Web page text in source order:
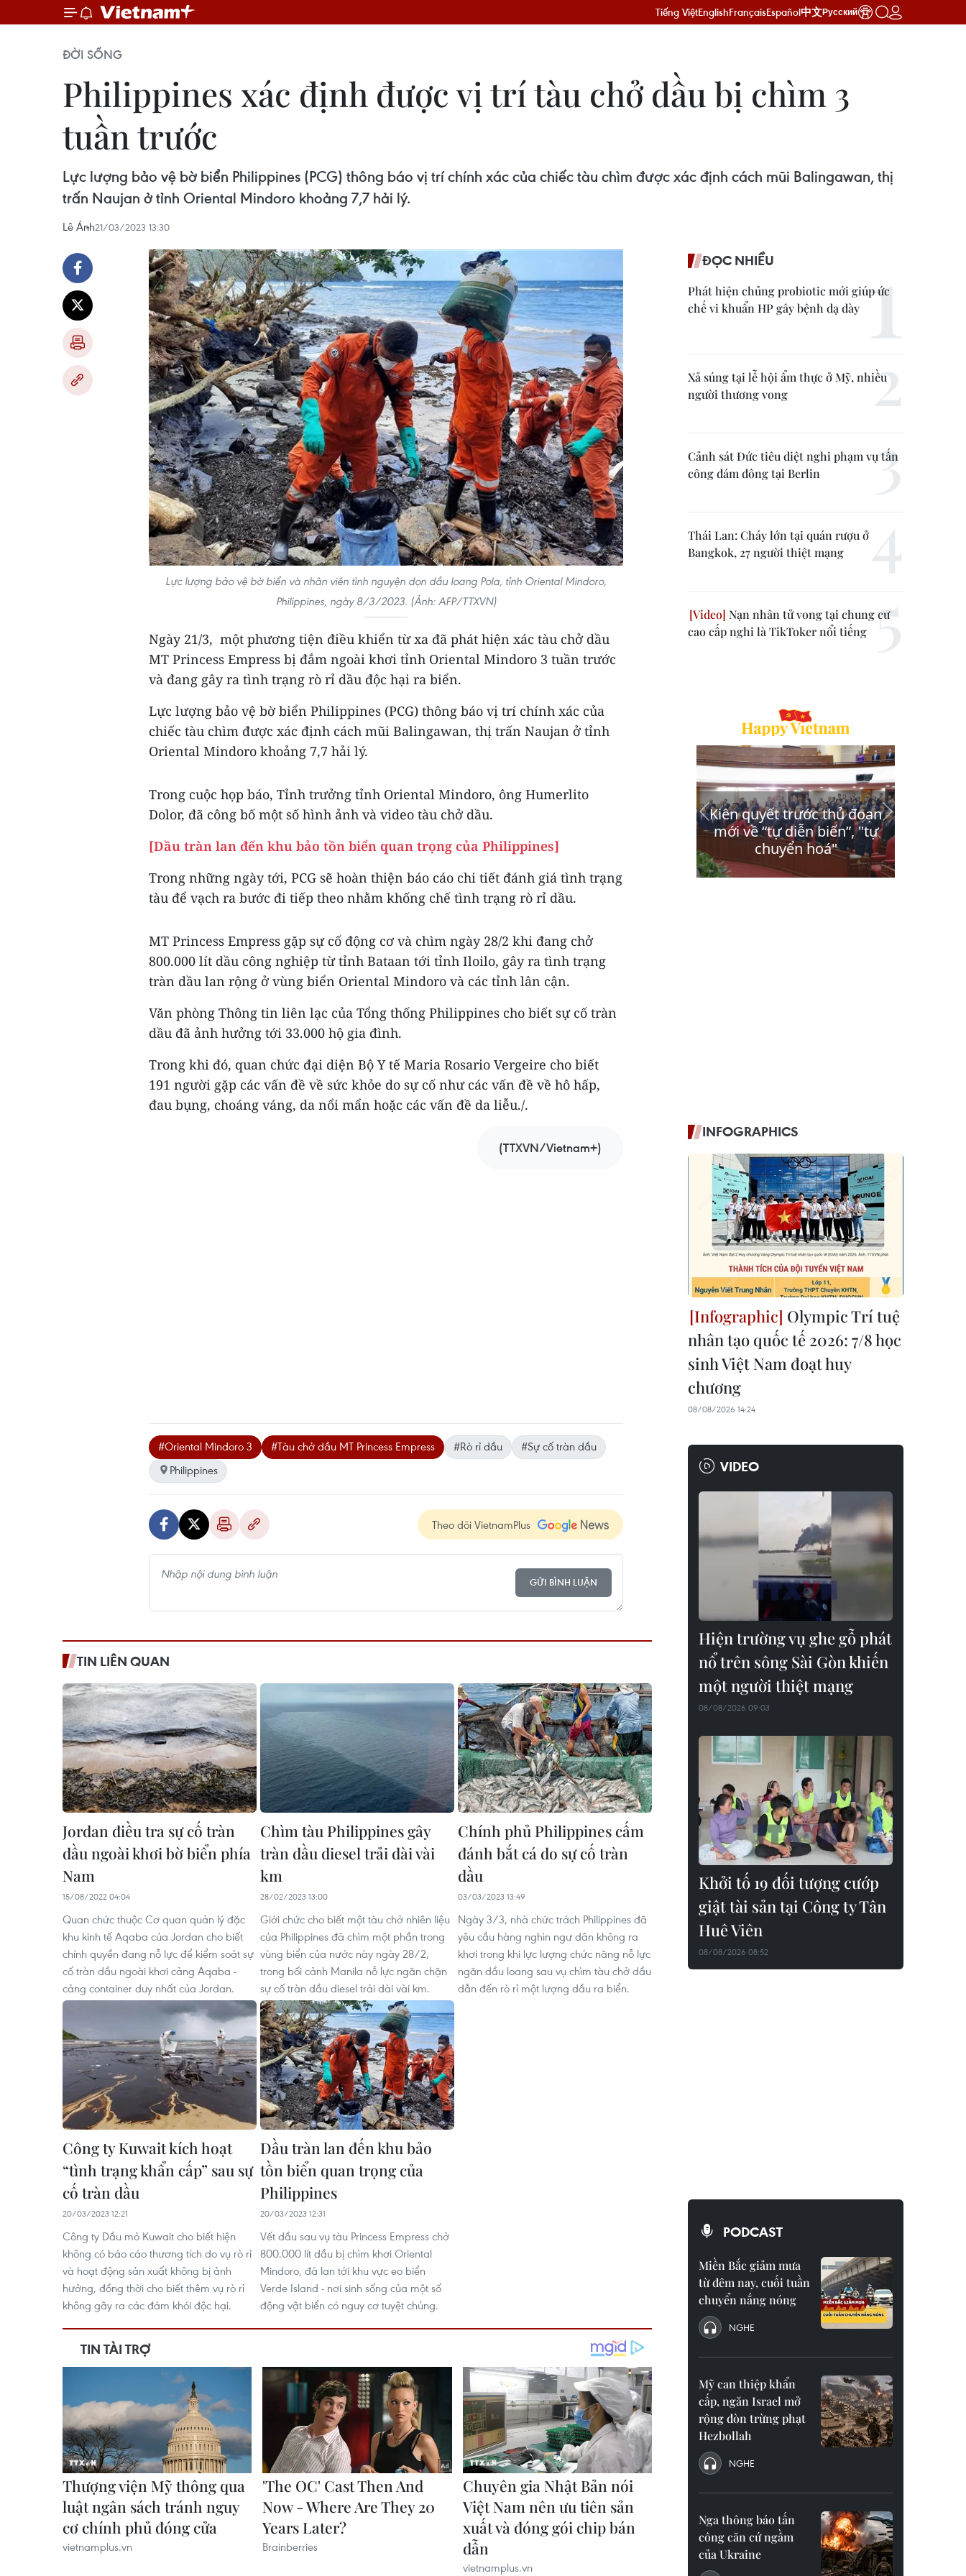
Tiếng ViệtEnglishFrançaisEspañol中文Русский
ĐỜI SỐNG
Philippines xác định được vị trí tàu chở dầu bị chìm 3
tuần trước
Lực lượng bảo vệ bờ biển Philippines (PCG) thông báo vị trí chính xác của chiếc tàu chìm được xác định cách mũi Balingawan, thị
trấn Naujan ở tỉnh Oriental Mindoro khoảng 7,7 hải lý.
Lê Ánh21/03/2023 13:30
Lực lượng bảo vệ bờ biển và nhân viên tình nguyện dọn dầu loang Pola, tỉnh Oriental Mindoro,
Philippines, ngày 8/3/2023. (Ảnh: AFP/TTXVN)
Ngày 21/3, một phương tiện điều khiển từ xa đã phát hiện xác tàu chở dầu
MT Princess Empress bị đắm ngoài khơi tỉnh Oriental Mindoro 3 tuần trước
và đang gây ra tình trạng rò rỉ dầu độc hại ra biển.
Lực lượng bảo vệ bờ biển Philippines (PCG) thông báo vị trí chính xác của
chiếc tàu chìm được xác định cách mũi Balingawan, thị trấn Naujan ở tỉnh
Oriental Mindoro khoảng 7,7 hải lý.
Trong cuộc họp báo, Tỉnh trưởng tỉnh Oriental Mindoro, ông Humerlito
Dolor, đã công bố một số hình ảnh và video tàu chở dầu.
[Dầu tràn lan đến khu bảo tồn biển quan trọng của Philippines]
Trong những ngày tới, PCG sẽ hoàn thiện báo cáo chi tiết đánh giá tình trạng
tàu để vạch ra bước đi tiếp theo nhằm khống chế tình trạng rò rỉ dầu.
MT Princess Empress gặp sự cố động cơ và chìm ngày 28/2 khi đang chở
800.000 lít dầu công nghiệp từ tỉnh Bataan tới tỉnh Iloilo, gây ra tình trạng
tràn dầu lan rộng ở vùng biển Oriental Mindoro và các tỉnh lân cận.
Văn phòng Thông tin liên lạc của Tổng thống Philippines cho biết sự cố tràn
dầu đã ảnh hưởng tới 33.000 hộ gia đình.
Trong khi đó, quan chức đại diện Bộ Y tế Maria Rosario Vergeire cho biết
191 người gặp các vấn đề về sức khỏe do sự cố như các vấn đề về hô hấp,
đau bụng, choáng váng, da nổi mẩn hoặc các vấn đề da liễu./.
(TTXVN/Vietnam+)
#Oriental Mindoro 3 #Tàu chở dầu MT Princess Empress #Rò rỉ dầu
#Sự cố tràn dầu
Philippines
Theo dõi VietnamPlus
GỬI BÌNH LUẬN
TIN LIÊN QUAN
Jordan điều tra sự cố tràn
dầu ngoài khơi bờ biển phía
Nam
15/08/2022 04:04
Quan chức thuộc Cơ quan quản lý đặc
khu kinh tế Aqaba của Jordan cho biết
chính quyền đang nỗ lực để kiểm soát sự
cố tràn dầu ngoài khơi cảng Aqaba -
cảng container duy nhất của Jordan.
Chìm tàu Philippines gây
tràn dầu diesel trải dài vài
km
28/02/2023 13:00
Giới chức cho biết một tàu chở nhiên liệu
của Philippines đã chìm một phần trong
vùng biển của nước này ngày 28/2,
trong bối cảnh Manila nỗ lực ngăn chặn
sự cố tràn dầu diesel trải dài vài km.
Chính phủ Philippines cấm
đánh bắt cá do sự cố tràn
dầu
03/03/2023 13:49
Ngày 3/3, nhà chức trách Philippines đã
yêu cầu hàng nghìn ngư dân không ra
khơi trong khi lực lượng chức năng nỗ lực
ngăn dầu loang sau vụ chìm tàu chở dầu
dẫn đến rò rỉ một lượng dầu ra biển.
Công ty Kuwait kích hoạt
“tình trạng khẩn cấp” sau sự
cố tràn dầu
20/03/2023 12:21
Công ty Dầu mỏ Kuwait cho biết hiện
không có báo cáo thương tích do vụ rò rỉ
và hoạt động sản xuất không bị ảnh
hưởng, đồng thời cho biết thêm vụ rò rỉ
không gây ra các đám khói độc hại.
Dầu tràn lan đến khu bảo
tồn biển quan trọng của
Philippines
20/03/2023 12:31
Vết dầu sau vụ tàu Princess Empress chở
800.000 lít dầu bị chìm khơi Oriental
Mindoro, đã lan tới khu vực eo biển
Verde Island - nơi sinh sống của một số
động vật biển có nguy cơ tuyệt chủng.
ĐỌC NHIỀU
Phát hiện chủng probiotic mới giúp ức
chế vi khuẩn HP gây bệnh dạ dày
Xả súng tại lễ hội ẩm thực ở Mỹ, nhiều
người thương vong
Cảnh sát Đức tiêu diệt nghi phạm vụ tấn
công đám đông tại Berlin
Thái Lan: Cháy lớn tại quán rượu ở
Bangkok, 27 người thiệt mạng
Nạn nhân tử vong tại chung cư
cao cấp nghi là TikToker nổi tiếng
INFOGRAPHICS
Olympic Trí tuệ
nhân tạo quốc tế 2026: 7/8 học
sinh Việt Nam đoạt huy
chương
08/08/2026 14:24
VIDEO
Hiện trường vụ ghe gỗ phát
nổ trên sông Sài Gòn khiến
một người thiệt mạng
08/08/2026 09:03
Khởi tố 19 đối tượng cướp
giật tài sản tại Công ty Tân
Huê Viên
08/08/2026 08:52
PODCAST
Miền Bắc giảm mưa
từ đêm nay, cuối tuần
chuyển nắng nóng
NGHE
Mỹ can thiệp khẩn
cấp, ngăn Israel mở
rộng đòn trừng phạt
Hezbollah
NGHE
Nga thông báo tấn
công căn cứ ngầm
của Ukraine